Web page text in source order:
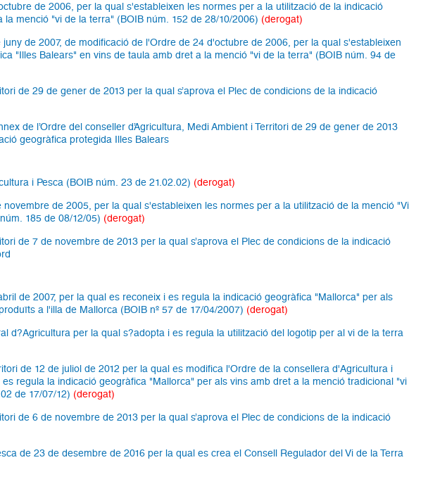
de 2006, per la qual s'estableixen les normes per a la utilització de la indicació
menció "vi de la terra" (BOIB núm. 152 de 28/10/2006) (derogat)
de 2007, de modificació de l'Ordre de 24 d'octubre de 2006, per la qual s'estableixen
"Illes Balears" en vins de taula amb dret a la menció "vi de la terra" (BOIB núm. 94 de
de 29 de gener de 2013 per la qual s’aprova el Plec de condicions de la indicació
de l’Ordre del conseller d’Agricultura, Medi Ambient i Territori de 29 de gener de 2013
geogràfica protegida Illes Balears
i Pesca (BOIB núm. 23 de 21.02.02) (derogat)
de 2005, per la qual s'estableixen les normes per a la utilització de la menció "Vi
185 de 08/12/05) (derogat)
de 7 de novembre de 2013 per la qual s’aprova el Plec de condicions de la indicació
de 2007, per la qual es reconeix i es regula la indicació geogràfica "Mallorca" per als
a l'illa de Mallorca (BOIB nº 57 de 17/04/2007) (derogat)
d?Agricultura per la qual s?adopta i es regula la utilització del logotip per al vi de la terra
de 12 de juliol de 2012 per la qual es modifica l'Ordre de la consellera d'Agricultura i
regula la indicació geogràfica "Mallorca" per als vins amb dret a la menció tradicional "vi
de 17/07/12) (derogat)
de 6 de novembre de 2013 per la qual s’aprova el Plec de condicions de la indicació
de 23 de desembre de 2016 per la qual es crea el Consell Regulador del Vi de la Terra